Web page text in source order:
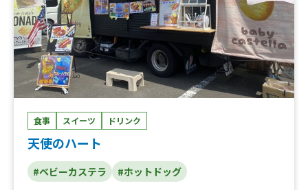
食事 スイーツ ドリンク
天使のハート
#ベビーカステラ #ホットドッグ